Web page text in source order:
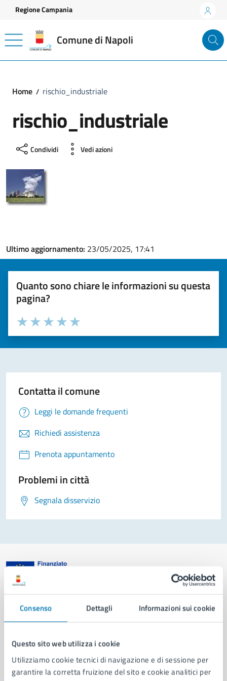
Consenso Dettagli Informazioni sui cookie
Questo sito web utilizza i cookie
Utilizziamo cookie tecnici di navigazione e di sessione per
garantire la corretta fruizione del sito e cookie analitici per
Vai ai contenuti
Vai al footer
Regione Campania
Comune di Napoli
Home rischio_industriale
rischio_industriale
Condividi Vedi azioni
Ultimo aggiornamento: 23/05/2025, 17:41
Quanto sono chiare le informazioni su questa
pagina?
Valuta la chiarezza delle informazioni (da 1 a 5 stelle)
Seleziona il numero di stelle per valutare la chiarezza delle
Valuta 5 stelle su 5
Valuta 4 stelle su 5
Valuta 3 stelle su 5
Valuta 2 stelle su 5
Valuta 1 stelle su 5
Contatta il comune
Leggi le domande frequenti
Richiedi assistenza
Prenota appuntamento
Problemi in città
Segnala disservizio
Aree amministrative
Organi di governo
Municipalità